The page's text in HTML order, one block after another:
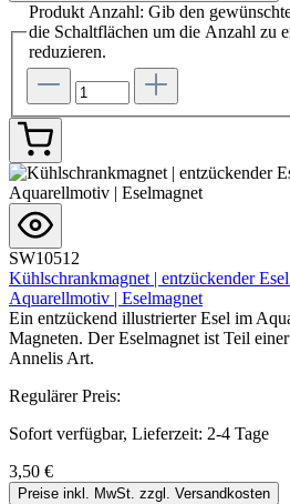
Produkt Anzahl: Gib den
die Schaltflächen um die Anzahl zu
reduzieren.
SW10512
Kühlschrankmagnet | entzückender
Aquarellmotiv | Eselmagnet
Ein entzückend illustrierter Esel im
Magneten. Der Eselmagnet ist Teil
Annelis Art.
Regulärer Preis:
Sofort verfügbar, Lieferzeit: 2-4 Tage
3,50 €
Preise inkl. MwSt. zzgl. Versandkosten